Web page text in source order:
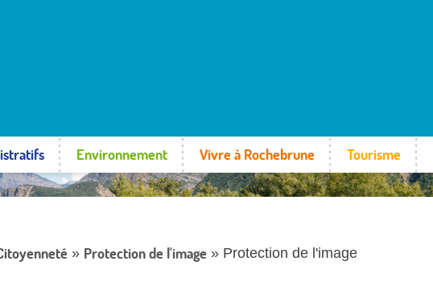
Environnement Vivre à Rochebrune Tourisme
» Protection de l'image » Protection de l'image